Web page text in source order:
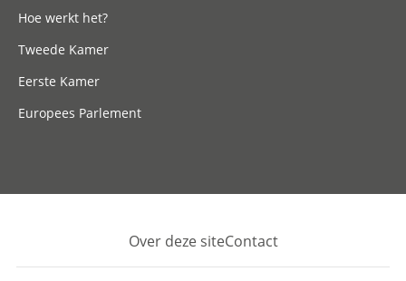
Hoe werkt het?
Tweede Kamer
Eerste Kamer
Europees Parlement
Footer
Over deze siteContact